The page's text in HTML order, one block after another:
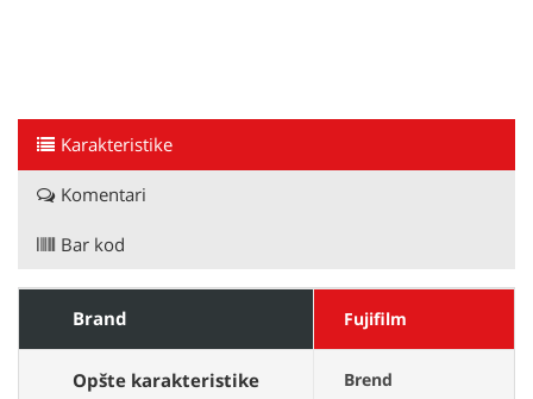
Karakteristike
Komentari
Bar kod
Brand Fujifilm
Opšte karakteristike Brend